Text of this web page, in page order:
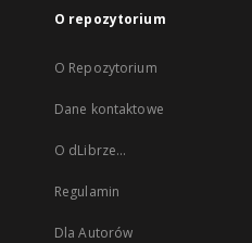
O repozytorium
O Repozytorium
Dane kontaktowe
O dLibrze...
Regulamin
Dla Autorów